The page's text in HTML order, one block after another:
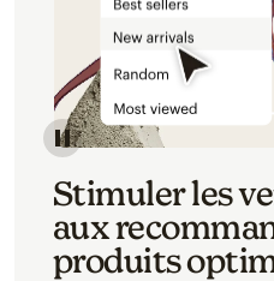
Stimuler les
aux
produits